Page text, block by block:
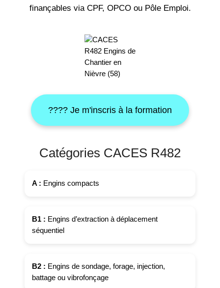
finançables via CPF, OPCO ou Pôle Emploi.
???? Je m'inscris à la formation
Catégories CACES R482
A : Engins compacts
B1 : Engins d’extraction à déplacement
séquentiel
B2 : Engins de sondage, forage, injection,
battage ou vibrofonçage